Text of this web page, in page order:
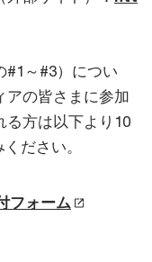
#1～#3）につい
アの皆さまに参加
る方は以下より10
ださい。
フォーム